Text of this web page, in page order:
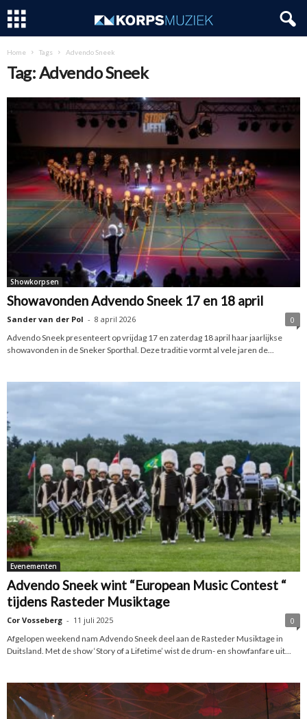
Home Tags Advendo Sneek
Tag: Advendo Sneek
Showkorpsen
Showavonden Advendo Sneek 17 en 18 april
Sander van der Pol - 8 april 2026
0
Advendo Sneek presenteert op vrijdag 17 en zaterdag 18 april haar jaarlijkse
showavonden in de Sneker Sporthal. Deze traditie vormt al vele jaren de...
Evenementen
Advendo Sneek wint “European Music Contest “
tijdens Rasteder Musiktage
Cor Vosseberg - 11 juli 2025
0
Afgelopen weekend nam Advendo Sneek deel aan de Rasteder Musiktage in
Duitsland. Met de show ‘Story of a Lifetime’ wist de drum- en showfanfare uit...